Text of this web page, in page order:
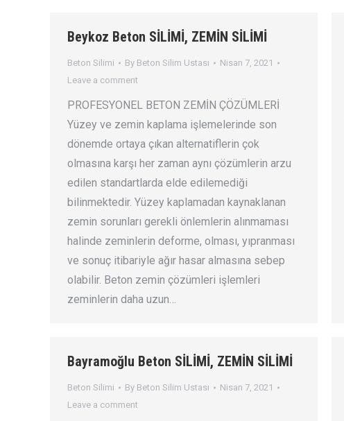
Beykoz Beton SİLİMİ, ZEMİN SİLİMİ
Beton Silimi By Beton Silim Ustası
Nisan 7, 2021
Leave a comment
PROFESYONEL BETON ZEMİN ÇÖZÜMLERİ
Yüzey ve zemin kaplama işlemelerinde son
dönemde ortaya çıkan alternatiflerin çok
olmasına karşı her zaman aynı çözümlerin arzu
edilen standartlarda elde edilemediği
bilinmektedir. Yüzey kaplamadan kaynaklanan
zemin sorunları gerekli önlemlerin alınmaması
halinde zeminlerin deforme, olması, yıpranması
ve sonuç itibariyle ağır hasar almasına sebep
olabilir. Beton zemin çözümleri işlemleri
zeminlerin daha uzun…
Bayramoğlu Beton SİLİMİ, ZEMİN SİLİMİ
Beton Silimi By Beton Silim Ustası
Nisan 7, 2021
Leave a comment